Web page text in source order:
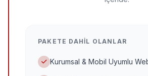
PAKETE DAHIL OLANLAR
Kurumsal & Mobil Uyumlu